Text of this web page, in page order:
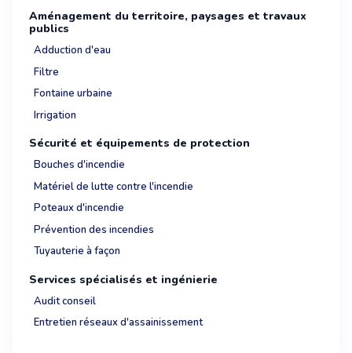
Aménagement du territoire, paysages et travaux
publics
Adduction d'eau
Filtre
Fontaine urbaine
Irrigation
Sécurité et équipements de protection
Bouches d'incendie
Matériel de lutte contre l'incendie
Poteaux d'incendie
Prévention des incendies
Tuyauterie à façon
Services spécialisés et ingénierie
Audit conseil
Entretien réseaux d'assainissement